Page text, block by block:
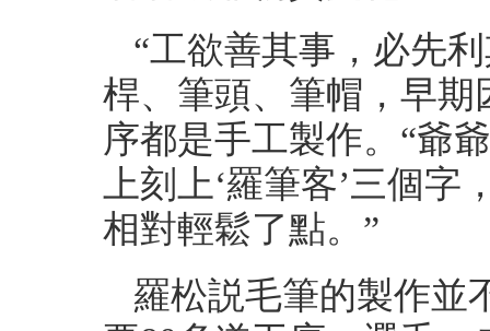
“工欲善其事，必先
桿、筆頭、筆帽，早
序都是手工製作。“爺
上刻上‘羅筆客’三個
相對輕鬆了點。”
羅松説毛筆的製作並